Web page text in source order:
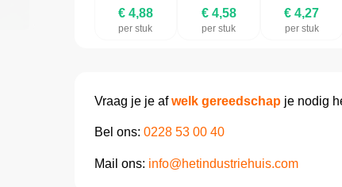
€ 4,88
per stuk
€ 4,58
per stuk
€ 4,27
per stuk
Vraag je je afwelk gereedschapje nodig
Bel ons: 0228 53 00 40
Mail ons: info@hetindustriehuis.com